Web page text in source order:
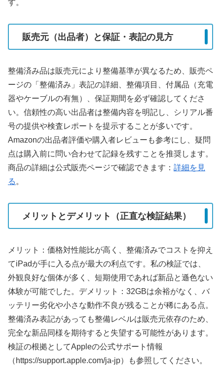
す。
販売元（出品者）と保証・表記の見方
整備済み品は販売元により整備基準が異なるため、販売ペ
ージの「整備済み」表記の詳細、整備項目、付属品（充電
器やケーブルの有無）、保証期間を必ず確認してくださ
い。信頼性の高い出品者は整備内容を明記し、シリアル番
号の提供や検査レポートを提示することが多いです。
Amazonの出品者評価や購入者レビューも参考にし、疑問
点は購入前に問い合わせて記録を残すことを推奨します。
商品の詳細は公式販売ページで確認できます： 詳細を見
る 。
メリットとデメリット（正直な検証結果）
メリット：価格対性能比が高く、整備済みでコストを抑え
てiPadが手に入る点が最大の利点です。私の検証では、
外観良好な個体が多く、短期使用であれば新品と遜色ない
体験が可能でした。デメリット：32GBは余裕がなく、バ
ッテリー劣化や小さな動作不良が残ることが稀にある点。
整備済み表記があっても整備レベルは販売元依存のため、
完全な新品同様を期待すると失望する可能性があります。
検証の根拠としてAppleの公式サポート情報
（https://support.apple.com/ja-jp）も参照してください。